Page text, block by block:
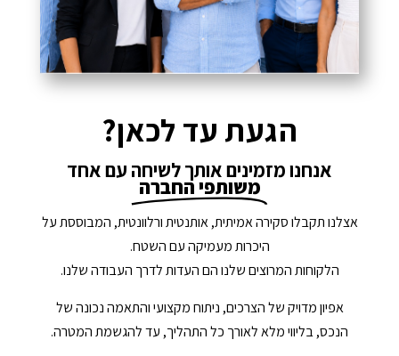
הגעת עד לכאן?
אנחנו מזמינים אותך לשיחה עם אחד
משותפי החברה
אצלנו תקבלו סקירה אמיתית, אותנטית ורלוונטית, המבוססת על
היכרות מעמיקה עם השטח.
הלקוחות המרוצים שלנו הם העדות לדרך העבודה שלנו.
אפיון מדויק של הצרכים, ניתוח מקצועי והתאמה נכונה של
הנכס, בליווי מלא לאורך כל התהליך, עד להגשמת המטרה.